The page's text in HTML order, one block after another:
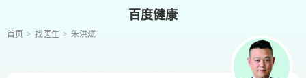
百度健康
首页 找医生 朱洪斌